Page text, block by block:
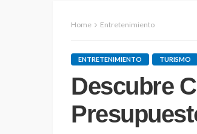
Home Entretenimiento
ENTRETENIMIENTO TURISMO
Descubre